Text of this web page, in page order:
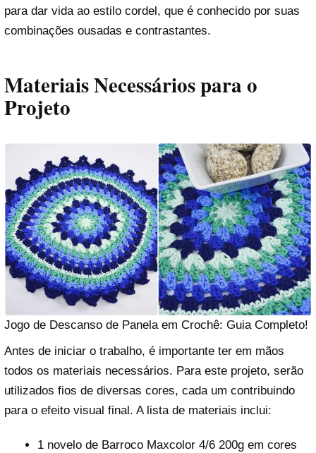
para dar vida ao estilo cordel, que é conhecido por suas
combinações ousadas e contrastantes.
Materiais Necessários para o
Projeto
Jogo de Descanso de Panela em Crochê: Guia Completo!
Antes de iniciar o trabalho, é importante ter em mãos
todos os materiais necessários. Para este projeto, serão
utilizados fios de diversas cores, cada um contribuindo
para o efeito visual final. A lista de materiais inclui:
1 novelo de Barroco Maxcolor 4/6 200g em cores